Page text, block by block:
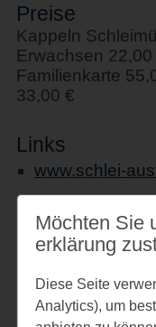
Preise
Kappeln
Erwachsen
Familienkarte
33,00 €
Links
www.schlei-
Schiff " Stadt
Am Hafen 1
Möchten Sie
erklärung
Diese Seite
Analytics), um